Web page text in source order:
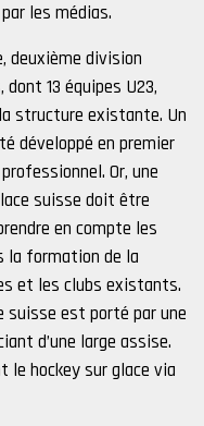
les médias.
deuxième division
13 équipes U23,
structure existante. Un
développé en premier
Or, une
suisse doit être
en compte les
la formation de la
et les clubs existants.
suisse est porté par une
d’une large assise.
le hockey sur glace via